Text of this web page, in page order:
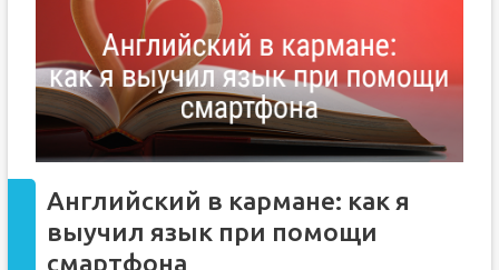
Urban Dictionary
Google Translate
Яндекс переводчик
3 лучших приложения для изучения английского языка
на смартфоне
Fun Easy Learn
Английский в кармане: как я
выучил язык при помощи
смартфона